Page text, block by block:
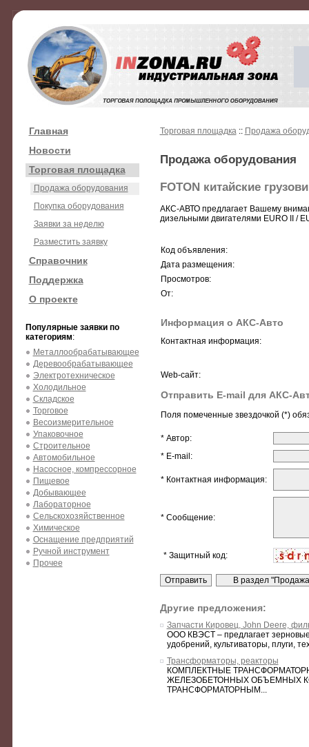
Главная
Новости
Торговая площадка
Продажа оборудования
Покупка оборудования
Заявки за неделю
Разместить заявку
Справочник
Поддержка
О проекте
Популярные заявки по
категориям:
Металлообрабатывающее
Деревообрабатывающее
Электротехническое
Холодильное
Складское
Торговое
Весоизмерительное
Упаковочное
Строительное
Автомобильное
Насосное, компрессорное
Пищевое
Добывающее
Лабораторное
Сельскохозяйственное
Химическое
Оснащение предприятий
Ручной инструмент
Прочее
Торговая площадка:: Продажа
Продажа оборудования
FOTON китайские
АКС-АВТО предлагает Вашему
дизельными двигателями EURO II /
Код объявления:
Дата размещения:
Просмотров:
От:
Информация о АКС-Авто
Контактная информация:
Web-сайт:
Отправить E-mail для АКС-
Поля помеченные звездочкой (*)
* Автор:
* E-mail:
* Контактная информация:
* Сообщение:
* Защитный код:
Другие предложения:
Запчасти Кировец, John Deere,
ООО КВЭСТ – предлагает зерновые
удобрений, культиваторы, плуги,
Трансформаторы, реакторы
КОМПЛЕКТНЫЕ
ЖЕЛЕЗОБЕТОННЫХ ОБЪЕМНЫХ
ТРАНСФОРМАТОРНЫМ...